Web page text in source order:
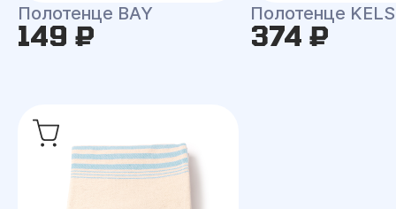
Полотенце BAY
149 ₽
Полотенце
374 ₽